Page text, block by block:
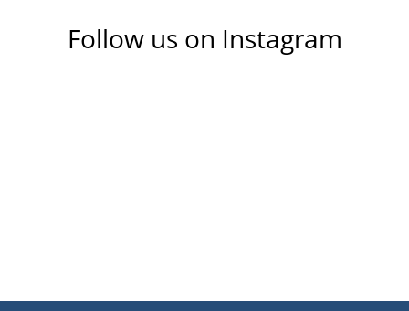
Follow us on Instagram